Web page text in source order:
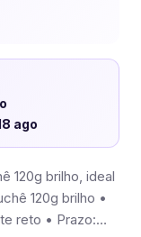
ago
120g brilho, ideal
120g brilho •
reto • Prazo:…